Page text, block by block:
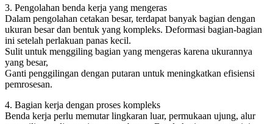
3. Pengolahan benda kerja yang mengeras
Dalam pengolahan cetakan besar, terdapat banyak bagian dengan
ukuran besar dan bentuk yang kompleks. Deformasi bagian-bagian
ini setelah perlakuan panas kecil.
Sulit untuk menggiling bagian yang mengeras karena ukurannya
yang besar,
Ganti penggilingan dengan putaran untuk meningkatkan efisiensi
pemrosesan.
4. Bagian kerja dengan proses kompleks
Benda kerja perlu memutar lingkaran luar, permukaan ujung, alur